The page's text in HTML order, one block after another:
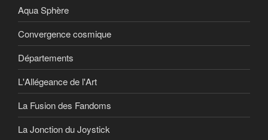
Aqua Sphère
Convergence cosmique
Départements
L'Allégeance de l'Art
La Fusion des Fandoms
La Jonction du Joystick